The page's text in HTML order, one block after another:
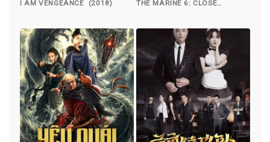
I AM VENGEANCE (2018)
THE MARINE 6: CLOSE